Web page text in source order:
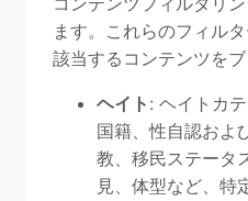
ます。これらのフィル
該当するコンテンツをブ
ヘイト : ヘイトカ
国籍、性自認およ
教、移民ステータ
見、体型など、特